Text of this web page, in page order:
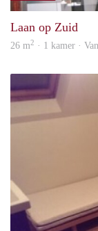
Laan op Zuid
26 m2 · 1 kamer ·